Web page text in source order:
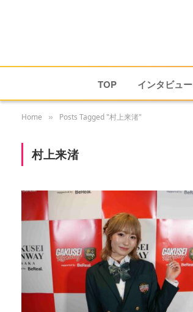
TOP インタビュー
Home » Posts Tagged "村上来渚"
村上来渚